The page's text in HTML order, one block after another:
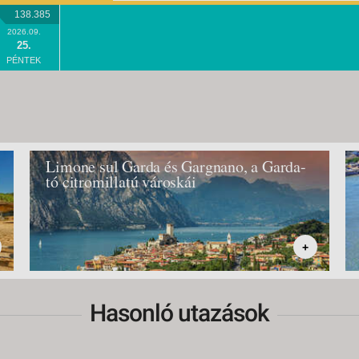
138.385
2026.09.
25.
PÉNTEK
Limone sul Garda és Gargnano, a Garda-
tó citromillatú városkái
+
Hasonló utazások